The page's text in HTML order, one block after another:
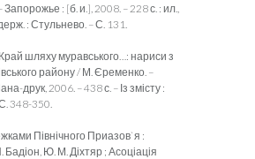
: [б. и.], 2008. – 228 с. : ил.,
: Стульнево. – С. 131.
шляху муравського…: нариси з
району / М. Єременко. –
друк, 2006. – 438 с. – Із змісту :
348-350.
Північного Приазов`я :
Бадіон, Ю. М. Діхтяр ; Асоціація